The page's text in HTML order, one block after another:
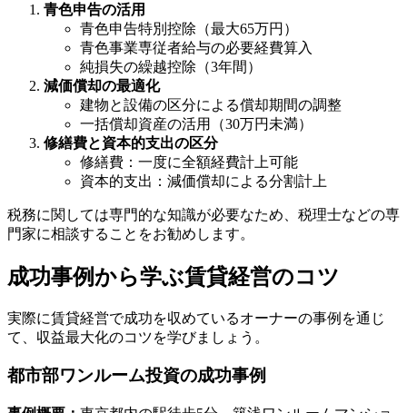
青色申告の活用
青色申告特別控除（最大65万円）
青色事業専従者給与の必要経費算入
純損失の繰越控除（3年間）
減価償却の最適化
建物と設備の区分による償却期間の調整
一括償却資産の活用（30万円未満）
修繕費と資本的支出の区分
修繕費：一度に全額経費計上可能
資本的支出：減価償却による分割計上
税務に関しては専門的な知識が必要なため、税理士などの専
門家に相談することをお勧めします。
成功事例から学ぶ賃貸経営のコツ
実際に賃貸経営で成功を収めているオーナーの事例を通じ
て、収益最大化のコツを学びましょう。
都市部ワンルーム投資の成功事例